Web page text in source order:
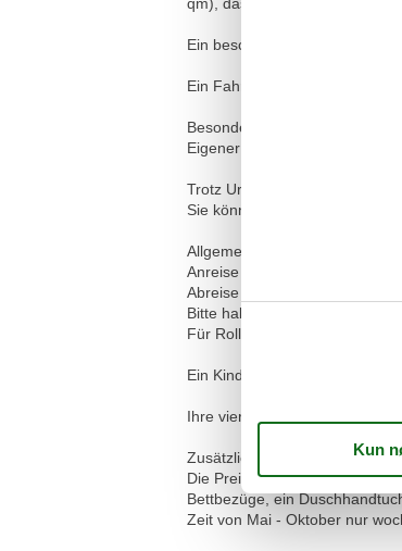
Ein beschrifteter Außen-
Ein Fahrradkeller und ein
Besonderes:
Eigener Garten mit großzügiger
Trotz Urlaub möchten Sie
Sie können unseren
Allgemeine Informationen:
Anreise ab 16:00 Uhr
Abreise bis 10:00 Uhr
Bitte haben Sie Verständnis,
Für Rollstuhlfahrer ist die
Ein Kinderhochstuhl und ein
Ihre vierbeinigen Freunde
Zusätzliche Preisinfos:
Die Preise verstehen sich pro
Bettbezüge, ein
Zeit von Mai - Oktober nur